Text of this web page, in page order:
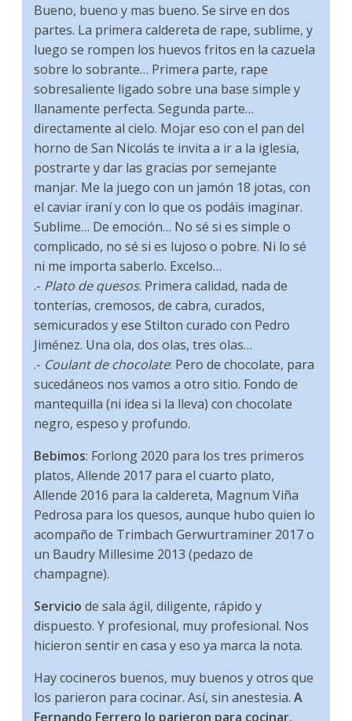
Bueno, bueno y mas bueno. Se sirve en dos
partes. La primera caldereta de rape, sublime, y
luego se rompen los huevos fritos en la cazuela
sobre lo sobrante… Primera parte, rape
sobresaliente ligado sobre una base simple y
llanamente perfecta. Segunda parte…
directamente al cielo. Mojar eso con el pan del
horno de San Nicolás te invita a ir a la iglesia,
postrarte y dar las gracias por semejante
manjar. Me la juego con un jamón 18 jotas, con
el caviar iraní y con lo que os podáis imaginar.
Sublime… De emoción… No sé si es simple o
complicado, no sé si es lujoso o pobre. Ni lo sé
ni me importa saberlo. Excelso…
.- Plato de quesos. Primera calidad, nada de
tonterías, cremosos, de cabra, curados,
semicurados y ese Stilton curado con Pedro
Jiménez. Una ola, dos olas, tres olas…
.- Coulant de chocolate: Pero de chocolate, para
sucedáneos nos vamos a otro sitio. Fondo de
mantequilla (ni idea si la lleva) con chocolate
negro, espeso y profundo.
Bebimos: Forlong 2020 para los tres primeros
platos, Allende 2017 para el cuarto plato,
Allende 2016 para la caldereta, Magnum Viña
Pedrosa para los quesos, aunque hubo quien lo
acompaño de Trimbach Gerwurtraminer 2017 o
un Baudry Millesime 2013 (pedazo de
champagne).
Servicio de sala ágil, diligente, rápido y
dispuesto. Y profesional, muy profesional. Nos
hicieron sentir en casa y eso ya marca la nota.
Hay cocineros buenos, muy buenos y otros que
los parieron para cocinar. Así, sin anestesia.A
Fernando Ferrero lo parieron para cocinar,